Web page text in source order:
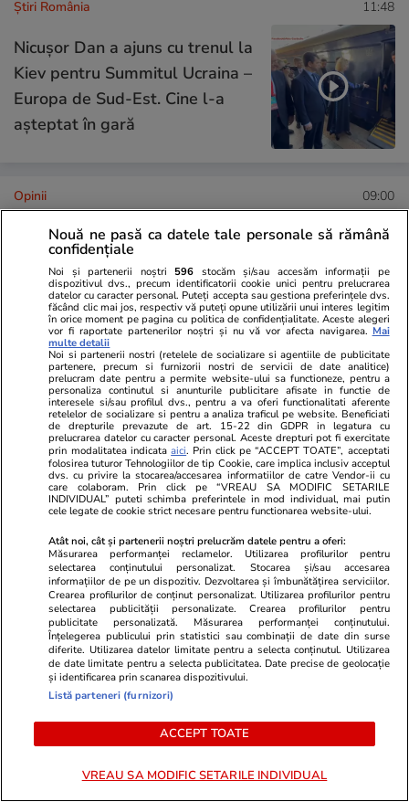
Știri România 11:48
Nicușor Dan a ajuns cu trenul la
Kiev pentru Summitul Ucraina –
Europa de Sud-Est. Cine l-a
așteptat în gară
Opinii 09:00
Studiile universitare de științe
politice între prea multă teorie
și prea puțină practică
08:00
Când criminalul de război Putin
va muri, crimele Rusiei vor
continua
14 iul.
Studiu Every Can Counts 2025:
Bunicii și părinții reciclează,
tinerii protestează. Ce lipsește
între cele două?
Nouă ne pasă ca datele tale personale să rămână
confidențiale
Noi și partenerii noștri 596 stocăm și/sau accesăm informații pe
dispozitivul dvs., precum identificatorii cookie unici pentru prelucrarea
datelor cu caracter personal. Puteți accepta sau gestiona preferințele dvs.
făcând clic mai jos, respectiv vă puteți opune utilizării unui interes legitim
în orice moment pe pagina cu politica de confidențialitate. Aceste alegeri
vor fi raportate partenerilor noștri și nu vă vor afecta navigarea. Mai
multe detalii
Noi si partenerii nostri (retelele de socializare si agentiile de publicitate
partenere, precum si furnizorii nostri de servicii de date analitice)
prelucram date pentru a permite website-ului sa functioneze, pentru a
personaliza continutul si anunturile publicitare afisate in functie de
interesele si/sau profilul dvs., pentru a va oferi functionalitati aferente
retelelor de socializare si pentru a analiza traficul pe website. Beneficiati
de drepturile prevazute de art. 15-22 din GDPR in legatura cu
prelucrarea datelor cu caracter personal. Aceste drepturi pot fi exercitate
prin modalitatea indicataaici. Prin click pe “ACCEPT TOATE”, acceptati
folosirea tuturor Tehnologiilor de tip Cookie, care implica inclusiv acceptul
dvs. cu privire la stocarea/accesarea informatiilor de catre Vendor-ii cu
care colaboram. Prin click pe “VREAU SA MODIFIC SETARILE
INDIVIDUAL” puteti schimba preferintele in mod individual, mai putin
cele legate de cookie strict necesare pentru functionarea website-ului.
Atât noi, cât și partenerii noștri prelucrăm datele pentru a oferi:
Măsurarea performanței reclamelor. Utilizarea profilurilor pentru
selectarea conținutului personalizat. Stocarea și/sau accesarea
informațiilor de pe un dispozitiv. Dezvoltarea și îmbunătățirea serviciilor.
Crearea profilurilor de conținut personalizat. Utilizarea profilurilor pentru
selectarea publicității personalizate. Crearea profilurilor pentru
publicitate personalizată. Măsurarea performanței conținutului.
Înțelegerea publicului prin statistici sau combinații de date din surse
diferite. Utilizarea datelor limitate pentru a selecta conținutul. Utilizarea
de date limitate pentru a selecta publicitatea. Date precise de geolocație
și identificarea prin scanarea dispozitivului.
Listă parteneri (furnizori)
ACCEPT TOATE
VREAU SA MODIFIC SETARILE INDIVIDUAL